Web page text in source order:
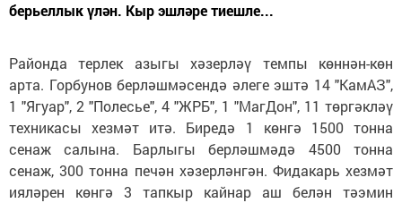
берьеллык үлән. Кыр эшләре тиешле...
Районда терлек азыгы хәзерләү темпы көннән-көн
арта. Горбунов берләшмәсендә әлеге эштә 14 "КамАЗ",
1 "Ягуар", 2 "Полесье", 4 "ЖРБ", 1 "МагДон", 11 төргәкләү
техникасы хезмәт итә. Биредә 1 көнгә 1500 тонна
сенаж салына. Барлыгы бер­ләшмәдә 4500 тонна
сенаж, 300 тонна печән хәзерләнгән. Фидакарь хезмәт
ияләрен көнгә 3 тапкыр кайнар аш белән тәэмин